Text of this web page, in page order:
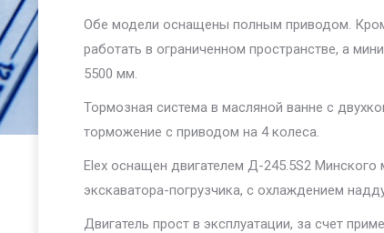
Обе модели оснащены полным приводом.
работать в ограниченном пространстве, а
5500 мм.
Тормозная система в масляной ванне с
торможение с приводом на 4 колеса.
Elex оснащен двигателем Д-245.5S2
экскаватора-погрузчика, с охлаждением
Двигатель прост в эксплуатации, за счет